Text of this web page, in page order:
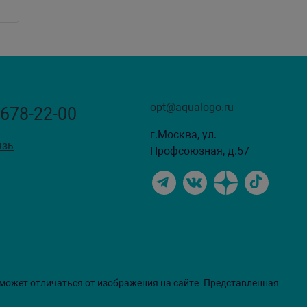
22-00 opt@aqualogo.ru
г.Москва, ул.
Профсоюзная, д.57
отличаться от изображения на сайте. Представленная